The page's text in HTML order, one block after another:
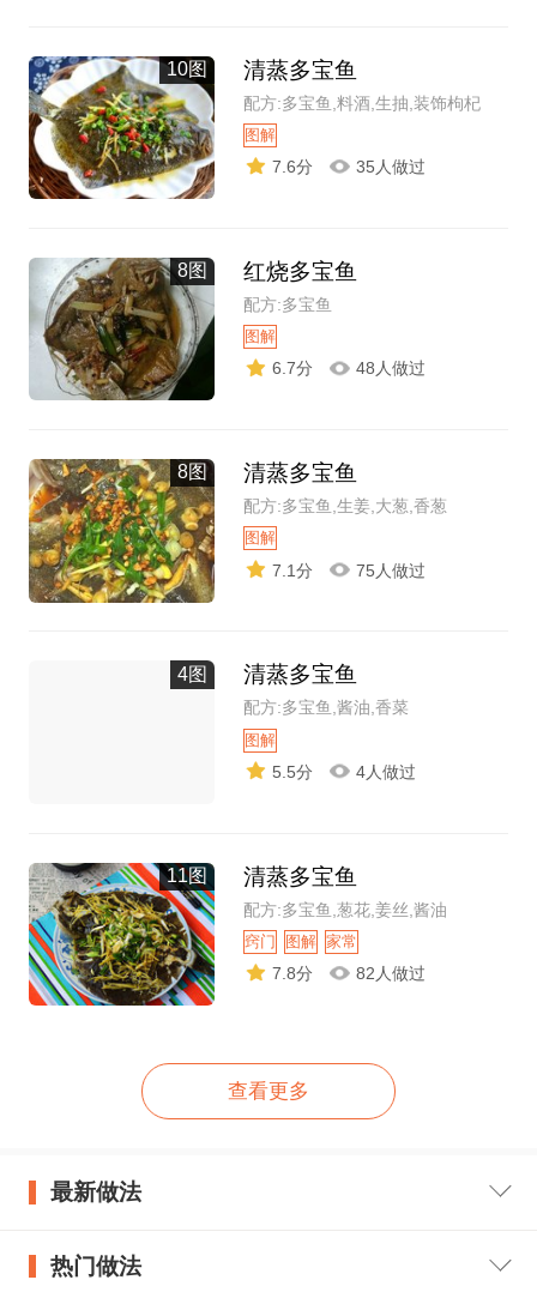
10图 清蒸多宝鱼
配方:多宝鱼,料酒,生抽,装饰枸杞
图解
7.6分 35人做过
8图 红烧多宝鱼
配方:多宝鱼
图解
6.7分 48人做过
8图 清蒸多宝鱼
配方:多宝鱼,生姜,大葱,香葱
图解
7.1分 75人做过
4图 清蒸多宝鱼
配方:多宝鱼,酱油,香菜
图解
5.5分 4人做过
11图 清蒸多宝鱼
配方:多宝鱼,葱花,姜丝,酱油
窍门 图解 家常
7.8分 82人做过
查看更多
最新做法
热门做法